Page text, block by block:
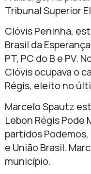
Tribunal Superior
Clóvis Peninha,
Brasil da
PT, PC do B e PV.
Clóvis ocupava o
Régis, eleito no
Marcelo Spautz
Lebon Régis Pode
partidos Podemos,
e União Brasil.
município.